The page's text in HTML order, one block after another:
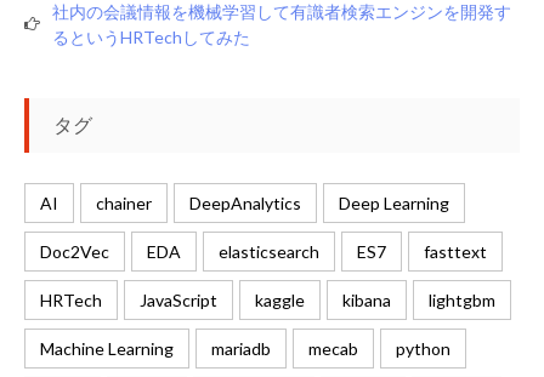
社内の会議情報を機械学習して有識者検索エンジンを開発す
るというHRTechしてみた
タグ
AI chainer DeepAnalytics Deep Learning
Doc2Vec EDA elasticsearch ES7 fasttext
HRTech JavaScript kaggle kibana lightgbm
Machine Learning mariadb mecab python